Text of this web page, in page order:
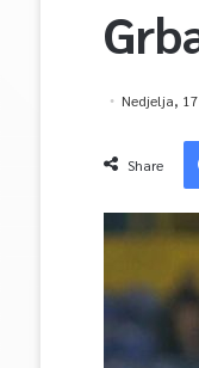
Nedjelja,
Share